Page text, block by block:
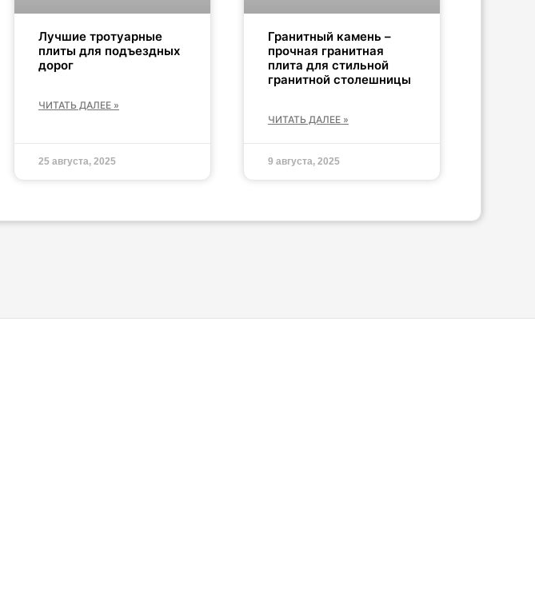
Лучшие тротуарные
плиты для подъездных
дорог
ЧИТАТЬ ДАЛЕЕ »
25 августа, 2025
Гранитный камень –
прочная гранитная
плита для стильной
гранитной столешницы
ЧИТАТЬ ДАЛЕЕ »
9 августа, 2025